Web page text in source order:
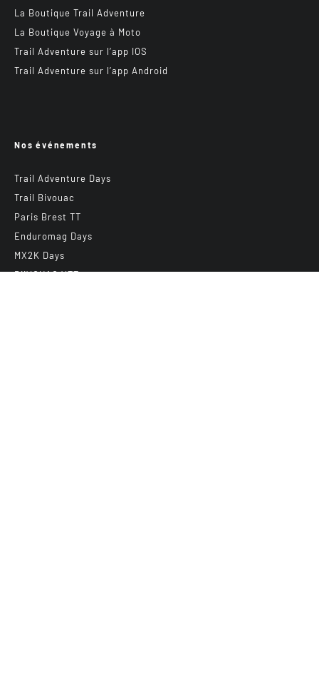
La Boutique Trail Adventure
La Boutique Voyage à Moto
Trail Adventure sur l’app IOS
Trail Adventure sur l’app Android
Nos événements
Trail Adventure Days
Trail Bivouac
Paris Brest TT
Enduromag Days
MX2K Days
BiiVOUAC VTT